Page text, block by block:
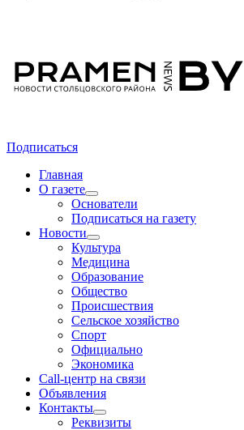
Подписаться
Главная
О газете
Основатели
Подписаться на газету
Новости
Культура
Медицина
Образование
Общество
Происшествия
Сельское хозяйство
Спорт
Официально
Экономика
Call-центр на связи
Объявления
Контакты
Реквизиты